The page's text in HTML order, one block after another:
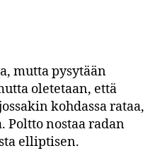
mutta pysytään
oletetaan, että
kohdassa rataa,
Poltto nostaa radan
elliptisen.